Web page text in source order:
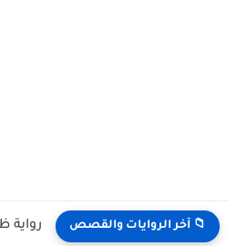
📁 آخر الروايات والقصص